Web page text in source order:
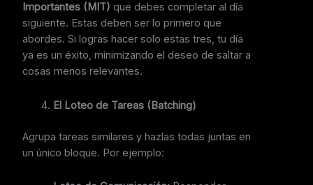
Importantes (MIT) que debes completar al día
siguiente. Estas deben ser lo primero que
abordes. Si logras hacer solo estas tres, tu día
ya es un éxito, minimizando el deseo de saltar a
cosas menos relevantes.
El Loteo de Tareas (Batching)
Agrupa tareas similares y hazlas todas juntas en
un único bloque. Por ejemplo: